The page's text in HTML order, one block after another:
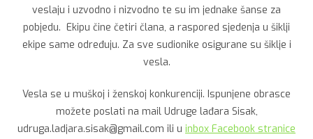
veslaju i uzvodno i nizvodno te su im jednake šanse za
pobjedu. Ekipu čine četiri člana, a raspored sjedenja u šiklji
ekipe same određuju. Za sve sudionike osigurane su šiklje i
vesla.
Vesla se u muškoj i ženskoj konkurenciji. Ispunjene obrasce
možete poslati na mail Udruge lađara Sisak,
udruga.ladjara.sisak@gmail.com ili u inbox Facebook stranice